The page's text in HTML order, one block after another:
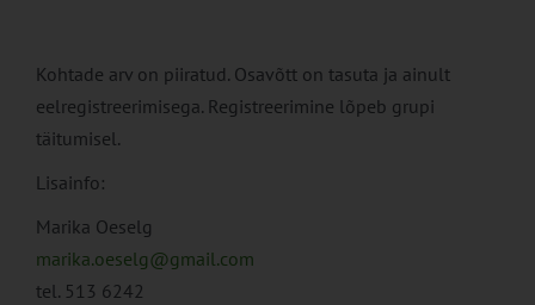
Kohtade arv on piiratud. Osavõtt on tasuta ja ainult
eelregistreerimisega. Registreerimine lõpeb grupi
täitumisel.
Lisainfo:
Marika Oeselg
marika.oeselg@gmail.com
tel. 513 6242